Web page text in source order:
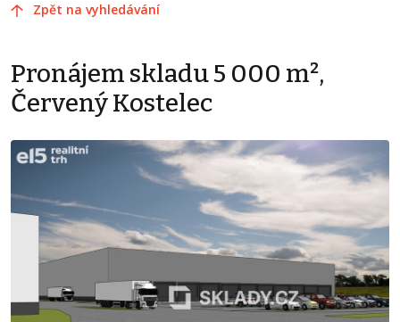
Zpět na vyhledávání
Pronájem skladu 5 000 m²,
Červený Kostelec